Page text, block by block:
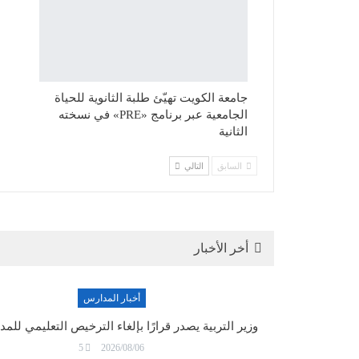
جامعة الكويت تهيّئ طلبة الثانوية للحياة
الجامعية عبر برنامج «PRE» في نسخته
الثانية
السابق التالي
أخر الأخبار
أخبار المدارس
وزير التربية يصدر قرارًا بإلغاء الترخيص التعليمي
2026/08/06
5